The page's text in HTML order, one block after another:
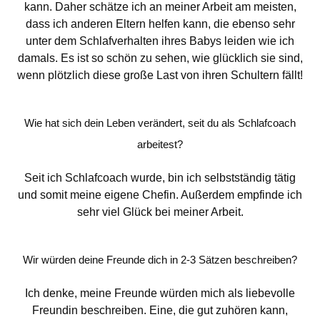
kann. Daher schätze ich an meiner Arbeit am meisten,
dass ich anderen Eltern helfen kann, die ebenso sehr
unter dem Schlafverhalten ihres Babys leiden wie ich
damals. Es ist so schön zu sehen, wie glücklich sie sind,
wenn plötzlich diese große Last von ihren Schultern fällt!
Wie hat sich dein Leben verändert, seit du als Schlafcoach
arbeitest?
Seit ich Schlafcoach wurde, bin ich selbstständig tätig
und somit meine eigene Chefin. Außerdem empfinde ich
sehr viel Glück bei meiner Arbeit.
Wir würden deine Freunde dich in 2-3 Sätzen beschreiben?
Ich denke, meine Freunde würden mich als liebevolle
Freundin beschreiben. Eine, die gut zuhören kann,